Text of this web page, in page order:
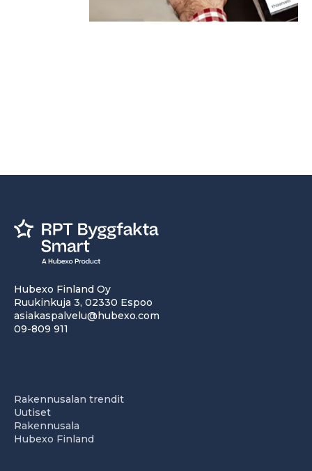
Hubexo Finland Oy
Ruukinkuja 3, 02330 Espoo
asiakaspalvelu@hubexo.com
09-809 911
Rakennusalan trendit
Uutiset
Rakennusala
Hubexo Finland